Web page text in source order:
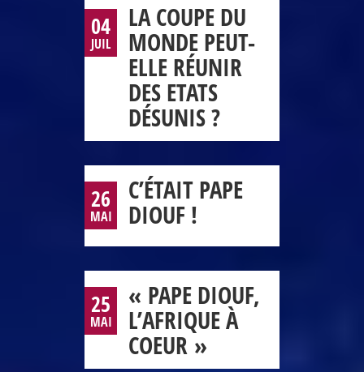
04
JUIL
LA COUPE DU
MONDE PEUT-
ELLE RÉUNIR
DES ETATS
DÉSUNIS ?
26
MAI
C’ÉTAIT PAPE
DIOUF !
25
MAI
« PAPE DIOUF,
L’AFRIQUE À
COEUR »